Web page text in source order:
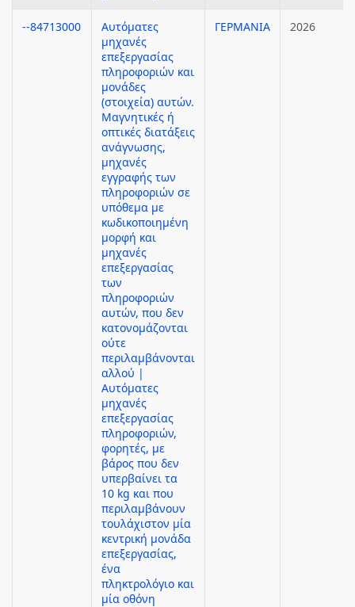
--84713000
Αυτόματες
μηχανές
επεξεργασίας
πληροφοριών και
μονάδες
(στοιχεία) αυτών.
Μαγνητικές ή
οπτικές διατάξεις
ανάγνωσης,
μηχανές
εγγραφής των
πληροφοριών σε
υπόθεμα με
κωδικοποιημένη
μορφή και
μηχανές
επεξεργασίας
των
πληροφοριών
αυτών, που δεν
κατονομάζονται
ούτε
περιλαμβάνονται
αλλού |
Αυτόματες
μηχανές
επεξεργασίας
πληροφοριών,
φορητές, με
βάρος που δεν
υπερβαίνει τα
10 kg και που
περιλαμβάνουν
τουλάχιστον μία
κεντρική μονάδα
επεξεργασίας,
ένα
πληκτρολόγιο και
μία οθόνη
ΓΕΡΜΑΝΙΑ 2026